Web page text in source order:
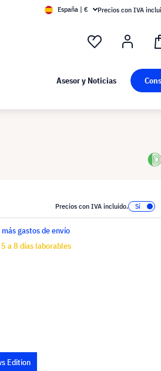
España | € Precios con IVA
Asesor y Noticias
Precios con IVA incluido.
gastos de envío
a 8 días laborables
Edition